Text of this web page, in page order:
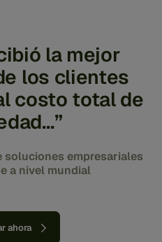
la mejor
los clientes
costo total de
soluciones empresariales
a nivel mundial
ahora